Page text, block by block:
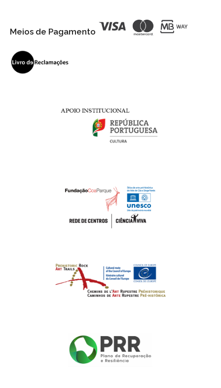
Meios de Pagamento